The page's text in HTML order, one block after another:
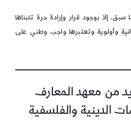
إلا بوجود قرار وإرادة حرة تتبناها
وأولوية وتعتبرها واجب وطني على
من معهد المعارف
الدينية والفلسفية